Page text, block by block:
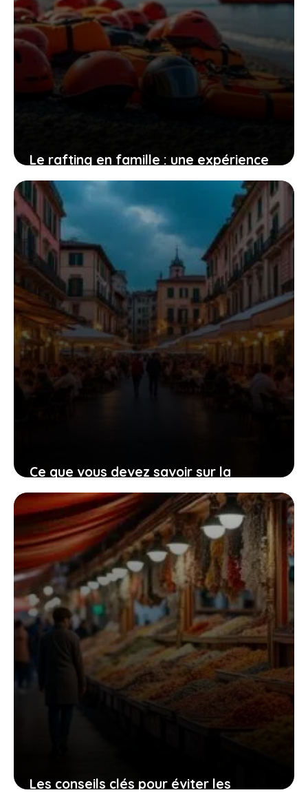
Le rafting en famille : une expérience
unique à vivre ensemble pour
s’amuser et se rapprocher
25 septembre 2025
Ce que vous devez savoir sur la
sécurité à Gênes avant de poser vos
valises en 2025
23 septembre 2025
Les conseils clés pour éviter les